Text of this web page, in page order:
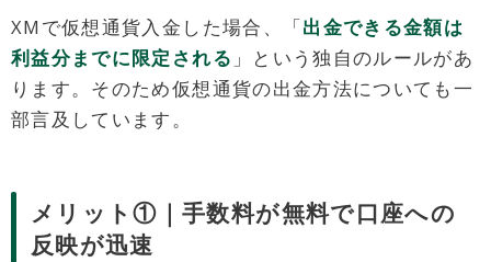
XMで仮想通貨入金した場合、「出金できる金額は
利益分までに限定される 」という独自のルールがあ
ります。そのため仮想通貨の出金方法についても一
部言及しています。
メリット①｜手数料が無料で口座への
反映が迅速